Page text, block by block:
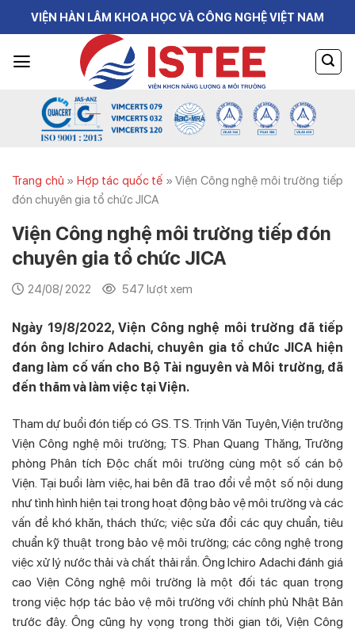
VIỆN HÀN LÂM KHOA HỌC VÀ CÔNG NGHỆ VIỆT NAM
Trang chủ » Hợp tác quốc tế »Viện Công nghệ môi trường tiếp
đón chuyên gia tổ chức JICA
Viện Công nghệ môi trường tiếp đón
chuyên gia tổ chức JICA
24/08/ 2022 547 lượt xem
Ngày 19/8/2022, Viện Công nghệ môi trường đã tiếp
đón ông Ichiro Adachi, chuyên gia tổ chức JICA hiện
đang làm cố vấn cho Bộ Tài nguyên và Môi trường, đã
đến thăm và làm việc tại Viện.
Tham dự buổi đón tiếp có GS. TS. Trịnh Văn Tuyên, Viện trưởng
Viện Công nghệ môi trường; TS. Phan Quang Thăng, Trưởng
phòng Phân tích Độc chất môi trường cùng một số cán bộ
Viện. Tại buổi làm việc, hai bên đã trao đổi về một số nội dung
như tình hình hiện tại trong hoạt động bảo vệ môi trường và các
vấn đề khó khăn, thách thức; việc sửa đổi các quy chuẩn, tiêu
chuẩn kỹ thuật trong bảo vệ môi trường; các công nghệ trong
việc xử lý nước thải và chất thải rắn. Ông Ichiro Adachi đánh giá
cao Viện Công nghệ môi trường là một đối tác quan trọng
trong việc hợp tác bảo vệ môi trường với chính phủ Nhật Bản
trước đây. Ông cũng hy vọng trong thời gian tới, Viện Công